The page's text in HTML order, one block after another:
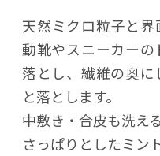
天然ミクロ粒子と
動靴やスニーカー
落とし、繊維の奥
と落とします。
中敷き・合皮も洗え
さっぱりとしたミン